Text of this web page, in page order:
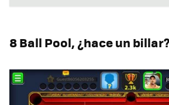
8 Ball Pool, ¿hace un billar?